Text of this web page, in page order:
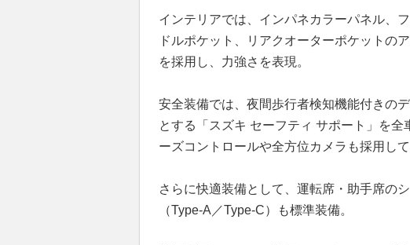
インテリアでは、インパネカラーパネル、
ドルポケット、リアクオーターポケットの
を採用し、力強さを表現。
安全装備では、夜間歩行者検知機能付きの
とする「スズキ セーフティ サポート」を
ーズコントロールや全方位カメラも採用して
さらに快適装備として、運転席・助手席の
（Type-A／Type-C）も標準装備。